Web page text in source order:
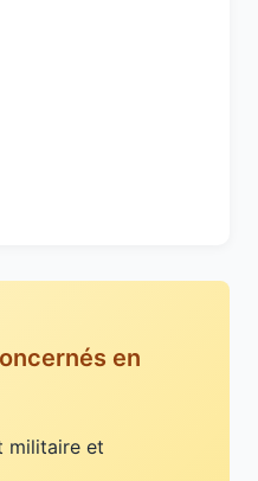
en
militaire et